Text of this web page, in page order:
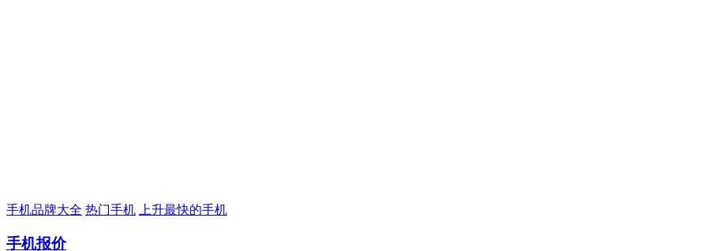
手机品牌大全 热门手机 上升最快的手机
手机报价